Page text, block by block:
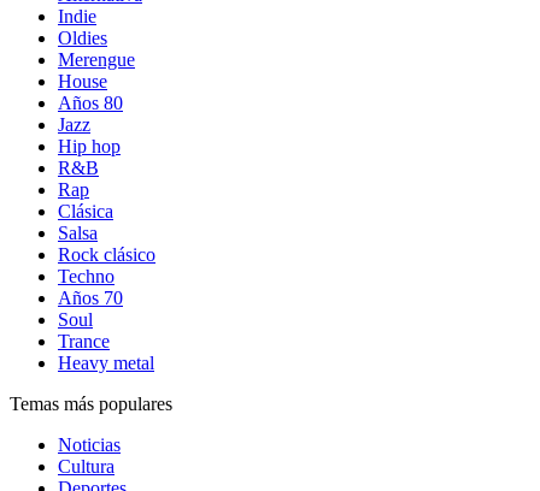
Indie
Oldies
Merengue
House
Años 80
Jazz
Hip hop
R&B
Rap
Clásica
Salsa
Rock clásico
Techno
Años 70
Soul
Trance
Heavy metal
Temas más populares
Noticias
Cultura